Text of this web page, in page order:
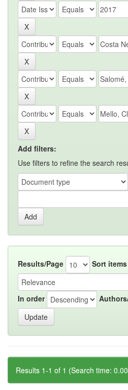
Add filters:
Use filters to refine the search
Results/Page Sort
In order
Results 1-1 of 1 (Search time: